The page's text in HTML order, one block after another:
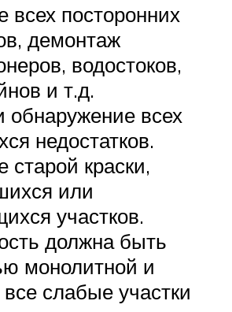
всех посторонних
демонтаж
водостоков,
и т.д.
обнаружение всех
недостатков.
старой краски,
или
участков.
должна быть
монолитной и
слабые участки